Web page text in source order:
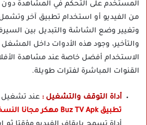
المستخدم على التحكم في المشاهدة دون
من الفيديو أو استخدام تطبيق آخر
وتغيير وضع الشاشة والتبديل بين
والتأخير، وجود هذه الأدوات داخل
الاستخدام أفضل خاصة عند مشاهدة
القنوات المباشرة لفترات طويلة.
أداة التوقف والتشغيل : عند تشغيل
تطبيق Buz TV Apk مهكر مجانا النسخة المدفوعة